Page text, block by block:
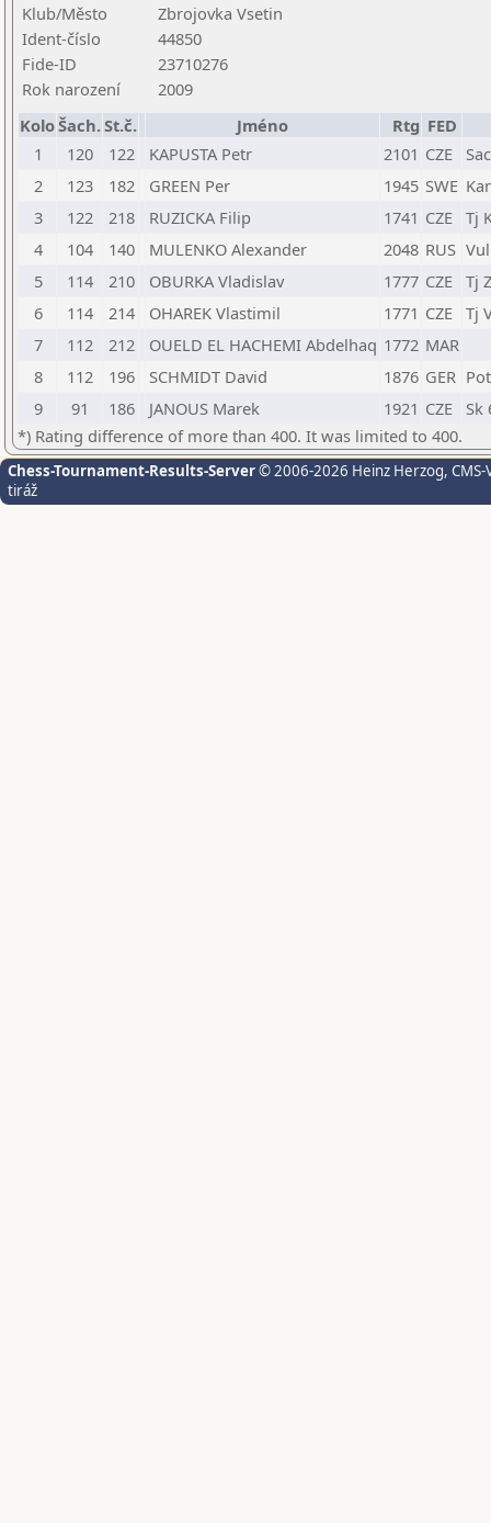
Klub/Město
Zbrojovka Vsetin
Ident-číslo
44850
Fide-ID
23710276
Rok narození
2009
KoloŠach.St.č. Jméno Rtg FED
1
120 122 KAPUSTA Petr 2101 CZE
2
123 182 GREEN Per 1945 SWE
3
122 218 RUZICKA Filip 1741 CZE Tj
4
104 140 MULENKO Alexander 2048 RUS
5
114 210 OBURKA Vladislav 1777 CZE Tj
6
114 214 OHAREK Vlastimil 1771 CZE Tj
7
112 212 OUELD EL HACHEMI Abdelhaq 1772 MAR
8
112 196 SCHMIDT David 1876 GER
9
91 186 JANOUS Marek 1921 CZE
Sk
*) Rating difference of more than 400. It was limited to 400.
Chess-Tournament-Results-Server© 2006-2026 Heinz Herzog,
tiráž